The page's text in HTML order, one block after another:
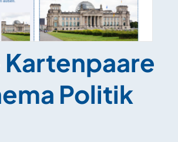
Kartenpaare
Politik